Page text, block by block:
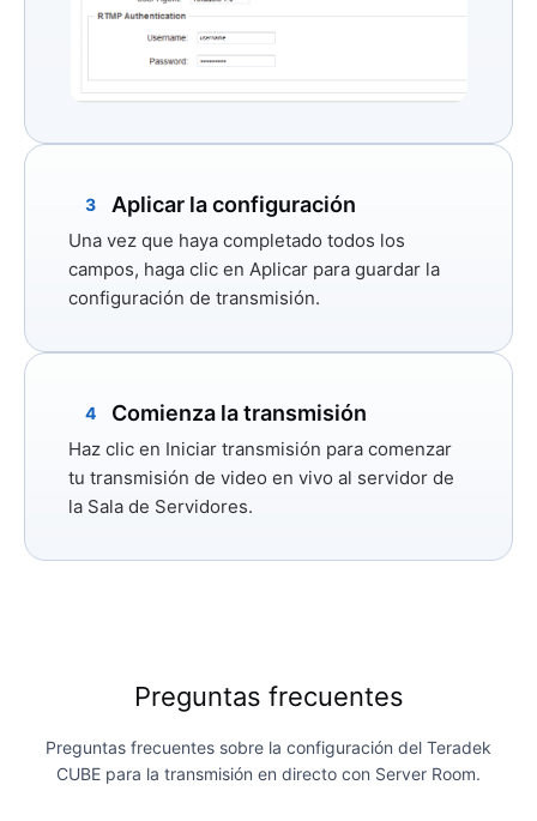
3 Aplicar la configuración
Una vez que haya completado todos los
campos, haga clic en Aplicar para guardar la
configuración de transmisión.
4 Comienza la transmisión
Haz clic en Iniciar transmisión para comenzar
tu transmisión de video en vivo al servidor de
la Sala de Servidores.
Preguntas frecuentes
Preguntas frecuentes sobre la configuración del Teradek
CUBE para la transmisión en directo con Server Room.